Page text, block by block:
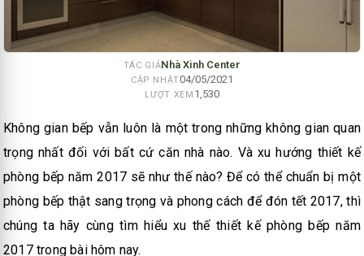
TÁC GIẢNhà Xinh Center
CẬP NHẬT04/05/2021
LƯỢT XEM 1,530
Không gian bếp vẫn luôn là một trong những không gian quan
trọng nhất đối với bất cứ căn nhà nào. Và xu hướng thiết kế
phòng bếp năm 2017 sẽ như thế nào? Để có thể chuẩn bị một
phòng bếp thật sang trọng và phong cách để đón tết 2017, thì
chúng ta hãy cùng tìm hiểu xu thế thiết kế phòng bếp năm
2017 trong bài hôm nay.